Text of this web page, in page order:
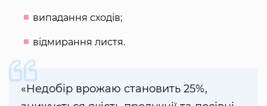
випадання сходів;
відмирання листя.
«Недобір врожаю становить 25%,